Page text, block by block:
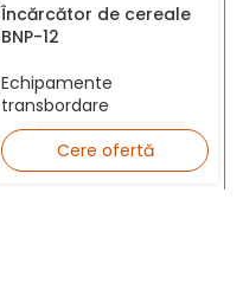
Încărcător de cereale
BNP-12
Echipamente
transbordare
Cere ofertă